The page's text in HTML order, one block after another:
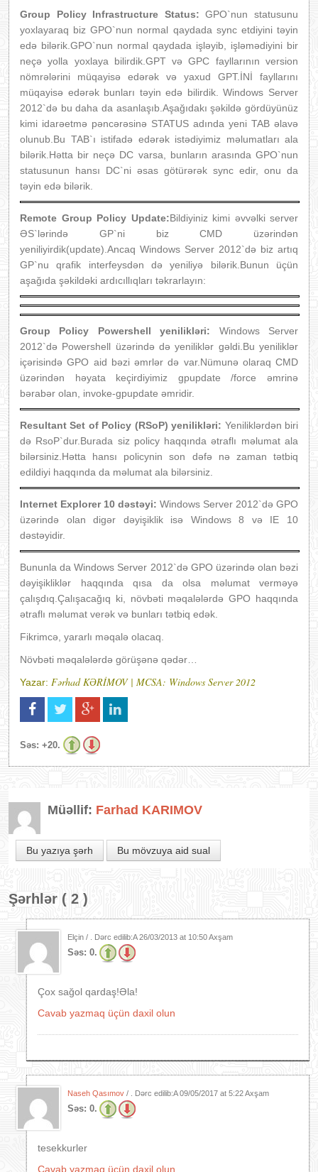
Group Policy Infrastructure Status: GPO`nun statusunu
yoxlayaraq biz GPO`nun normal qaydada sync etdiyini təyin
edə bilərik.GPO`nun normal qaydada işləyib, işləmədiyini bir
neçə yolla yoxlaya bilirdik.GPT və GPC fayllarının version
nömrələrini müqayisə edərək və yaxud GPT.İNİ fayllarını
müqayisə edərək bunları təyin edə bilirdik. Windows Server
2012`də bu daha da asanlaşıb.Aşağıdakı şəkildə gördüyünüz
kimi idarəetmə pəncərəsinə STATUS adında yeni TAB əlavə
olunub.Bu TAB`ı istifadə edərək istədiyimiz məlumatları ala
bilərik.Hətta bir neçə DC varsa, bunların arasında GPO`nun
statusunun hansı DC`ni əsas götürərək sync edir, onu da
təyin edə bilərik.
Remote Group Policy Update:Bildiyiniz kimi əvvəlki server
ƏS`lərində GP`ni biz CMD üzərindən
yeniliyirdik(update).Ancaq Windows Server 2012`də biz artıq
GP`nu qrafik interfeysdən də yeniliyə bilərik.Bunun üçün
aşağıda şəkildəki ardıcıllıqları təkrarlayın:
Group Policy Powershell yenilikləri: Windows Server
2012`də Powershell üzərində də yeniliklər gəldi.Bu yeniliklər
içərisində GPO aid bəzi əmrlər də var.Nümunə olaraq CMD
üzərindən həyata keçirdiyimiz gpupdate /force əmrinə
bərabər olan, invoke-gpupdate əmridir.
Resultant Set of Policy (RSoP) yenilikləri: Yeniliklərdən biri
də RsoP`dur.Burada siz policy haqqında ətraflı məlumat ala
bilərsiniz.Hətta hansı policynin son dəfə nə zaman tətbiq
edildiyi haqqında da məlumat ala bilərsiniz.
Internet Explorer 10 dəstəyi: Windows Server 2012`də GPO
üzərində olan digər dəyişiklik isə Windows 8 və IE 10
dəstəyidir.
Bununla da Windows Server 2012`də GPO üzərində olan bəzi
dəyişikliklər haqqında qısa da olsa məlumat verməyə
çalışdıq.Çalışacağıq ki, növbəti məqalələrdə GPO haqqında
ətraflı məlumat verək və bunları tətbiq edək.
Fikrimcə, yararlı məqalə olacaq.
Növbəti məqalələrdə görüşənə qədər…
Yazar: Fərhad KƏRİMOV | MCSA: Windows Server 2012
Səs: +20.
Müəllif: Farhad KARIMOV
Bu yazıya şərh Bu mövzuya aid sual
Şərhlər ( 2 )
Elçin / . Dərc edilib:A26/03/2013 at 10:50 Axşam
Səs: 0.
Çox sağol qardaş!Əla!
Cavab yazmaq üçün daxil olun
Naseh Qasımov / . Dərc edilib:A09/05/2017 at 5:22 Axşam
Səs: 0.
tesekkurler
Cavab yazmaq üçün daxil olun